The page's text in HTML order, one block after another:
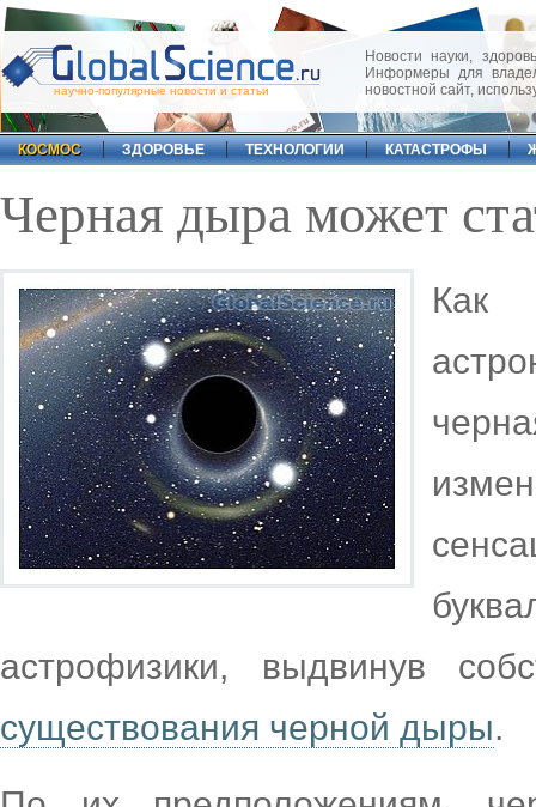
научно-популярные новости и статьи
Новости науки,
Информеры для
новостной сайт,
КОСМОС ЗДОРОВЬЕ ТЕХНОЛОГИИ КАТАСТРОФЫ
Черная дыра может
Как
астрофизики, выдвинув
существования черной дыры.